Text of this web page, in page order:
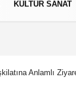
KÜLTÜR SANAT
Anlamlı